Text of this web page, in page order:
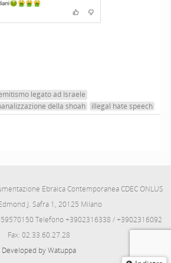
legato ad Israele
della shoah illegal hate speech
Ebraica Contemporanea CDEC ONLUS
J. Safra 1, 20125 Milano
Telefono +3902316338 / +3902316092
Fax: 02.33.60.27.28
Developed by Watuppa